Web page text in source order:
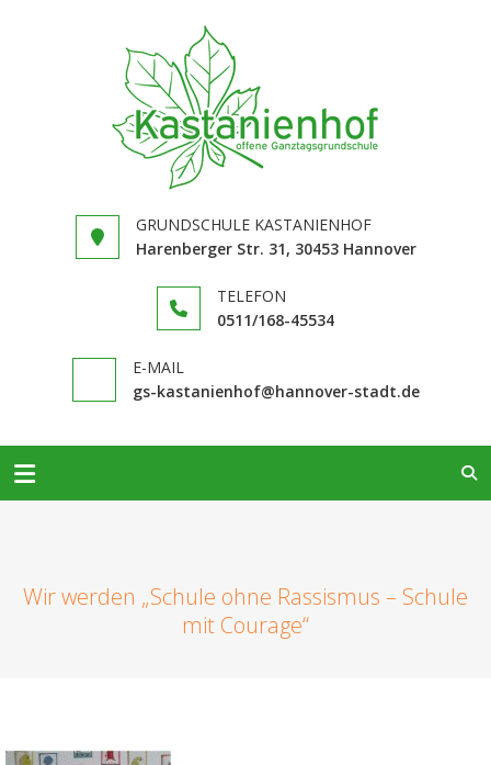
GRUNDSCHULE KASTANIENHOF
Harenberger Str. 31, 30453 Hannover
TELEFON
0511/168-​45534
E-MAIL
gs-kastanienhof@hannover-stadt.de
Wir werden „Schule ohne Rassismus – Schule
mit Courage“